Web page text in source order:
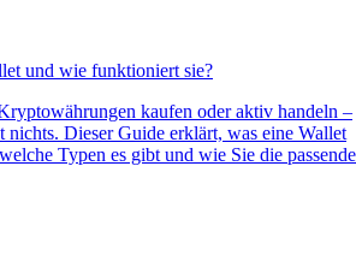
und wie funktioniert sie?
kaufen oder aktiv handeln –
Dieser Guide erklärt, was eine Wallet
Typen es gibt und wie Sie die passende